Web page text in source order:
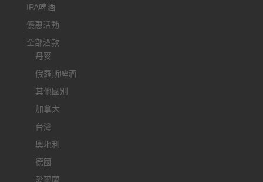
IPA啤酒
優惠活動
全部酒款
丹麥
俄羅斯啤酒
其他國別
加拿大
台灣
奧地利
德國
愛爾蘭